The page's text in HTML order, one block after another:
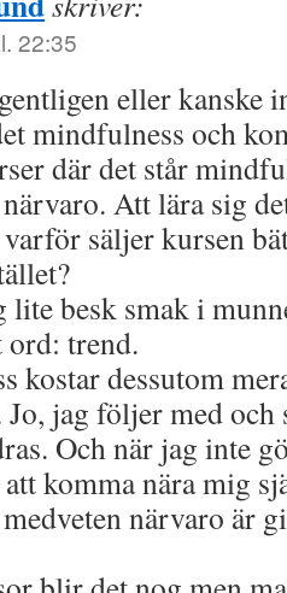
22:35
eller kanske
mindfulness och
där det står
Att lära sig
säljer kursen
lite besk smak i
ord: trend.
kostar dessutom
Jo, jag följer med
Och när jag inte
komma nära mig
närvaro är